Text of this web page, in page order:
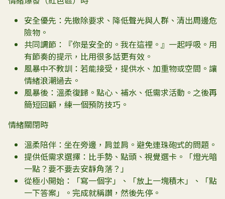
安全優先：先撤除要求、降低聲光與人群、清出周邊危
險物。
共同調節：『你是安全的。我在這裡。』一起呼吸。用
有節奏的提示，比用很多話更有效。
風暴中不教訓：若能接受，提供水、加重物或空間。讓
情緒浪潮過去。
風暴後：溫柔復歸。點心、補水、低需求活動。之後再
簡短回顧，練一個預防技巧。
情緒關閉時
溫柔陪伴：坐在旁邊，肩並肩。避免連珠砲式的問題。
提供低需求選擇：比手勢、點頭、視覺選卡。「燈光暗
一點？要不要去安靜角落？」
從極小開始：「寫一個字」、「放上一塊積木」、「點
一下答案」。完成就稱讚，然後先停。